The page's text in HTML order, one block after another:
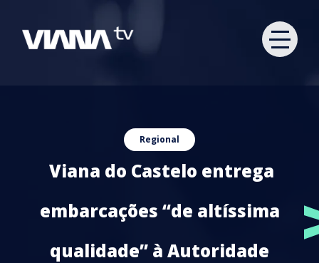
Regional
Viana do Castelo entrega
embarcações “de altíssima
qualidade” à Autoridade